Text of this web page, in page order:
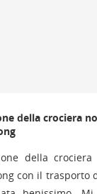
della crociera
della
con il trasporto